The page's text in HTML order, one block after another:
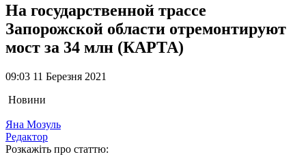
На государственной трассе
Запорожской области отремонтируют
мост за 34 млн (КАРТА)
09:03 11 Березня 2021
Новини
Яна Мозуль
Редактор
Розкажіть про статтю: